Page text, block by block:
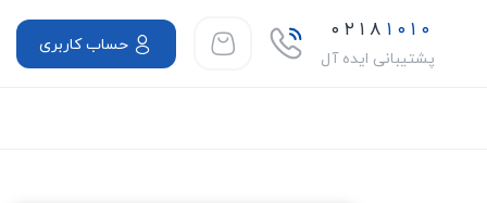
۰۲۱۸ ۱۰۱۰
پشتیبانی ایده آل
حساب کاربری